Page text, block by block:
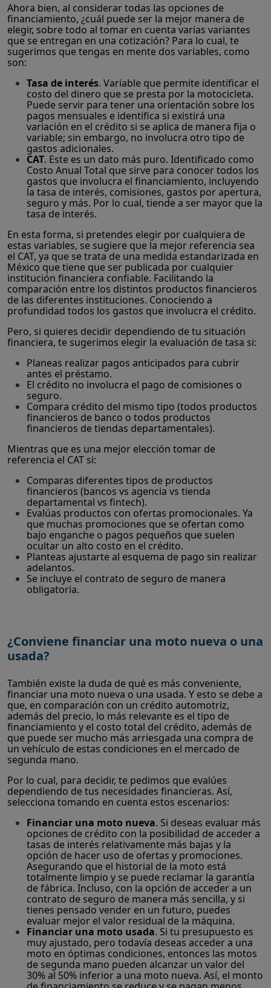
Ahora bien, al considerar todas las opciones de
financiamiento, ¿cuál puede ser la mejor manera de
elegir, sobre todo al tomar en cuenta varias variantes
que se entregan en una cotización? Para lo cual, te
sugerimos que tengas en mente dos variables, como
son:
Tasa de interés. Variable que permite identificar el
costo del dinero que se presta por la motocicleta.
Puede servir para tener una orientación sobre los
pagos mensuales e identifica si existirá una
variación en el crédito si se aplica de manera fija o
variable; sin embargo, no involucra otro tipo de
gastos adicionales.
CAT. Este es un dato más puro. Identificado como
Costo Anual Total que sirve para conocer todos los
gastos que involucra el financiamiento, incluyendo
la tasa de interés, comisiones, gastos por apertura,
seguro y más. Por lo cual, tiende a ser mayor que la
tasa de interés.
En esta forma, si pretendes elegir por cualquiera de
estas variables, se sugiere que la mejor referencia sea
el CAT, ya que se trata de una medida estandarizada en
México que tiene que ser publicada por cualquier
institución financiera confiable. Facilitando la
comparación entre los distintos productos financieros
de las diferentes instituciones. Conociendo a
profundidad todos los gastos que involucra el crédito.
Pero, si quieres decidir dependiendo de tu situación
financiera, te sugerimos elegir la evaluación de tasa si:
Planeas realizar pagos anticipados para cubrir
antes el préstamo.
El crédito no involucra el pago de comisiones o
seguro.
Compara crédito del mismo tipo (todos productos
financieros de banco o todos productos
financieros de tiendas departamentales).
Mientras que es una mejor elección tomar de
referencia el CAT si:
Comparas diferentes tipos de productos
financieros (bancos vs agencia vs tienda
departamental vs fintech).
Evalúas productos con ofertas promocionales. Ya
que muchas promociones que se ofertan como
bajo enganche o pagos pequeños que suelen
ocultar un alto costo en el crédito.
Planteas ajustarte al esquema de pago sin realizar
adelantos.
Se incluye el contrato de seguro de manera
obligatoria.
¿Conviene financiar una moto nueva o una
usada?
También existe la duda de qué es más conveniente,
financiar una moto nueva o una usada. Y esto se debe a
que, en comparación con un crédito automotriz,
además del precio, lo más relevante es el tipo de
financiamiento y el costo total del crédito, además de
que puede ser mucho más arriesgada una compra de
un vehículo de estas condiciones en el mercado de
segunda mano.
Por lo cual, para decidir, te pedimos que evalúes
dependiendo de tus necesidades financieras. Así,
selecciona tomando en cuenta estos escenarios:
Financiar una moto nueva. Si deseas evaluar más
opciones de crédito con la posibilidad de acceder a
tasas de interés relativamente más bajas y la
opción de hacer uso de ofertas y promociones.
Asegurando que el historial de la moto está
totalmente limpio y se puede reclamar la garantía
de fábrica. Incluso, con la opción de acceder a un
contrato de seguro de manera más sencilla, y si
tienes pensado vender en un futuro, puedes
evaluar mejor el valor residual de la máquina.
Financiar una moto usada. Si tu presupuesto es
muy ajustado, pero todavía deseas acceder a una
moto en óptimas condiciones, entonces las motos
de segunda mano pueden alcanzar un valor del
30% al 50% inferior a una moto nueva. Así, el monto